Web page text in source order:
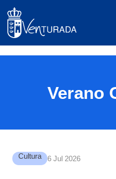
Verano
Cultura 6 Jul 2026